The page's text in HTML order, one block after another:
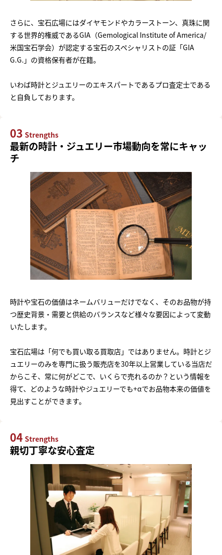
さらに、宝石広場にはダイヤモンドやカラーストーン、真珠に関
する世界的権威であるGIA（Gemological Institute of America/
米国宝石学会）が認定する宝石のスペシャリストの証「GIA
G.G.」の資格保有者が在籍。
いわば時計とジュエリーのエキスパートであるプロ査定士である
と自負しております。
03 Strengths
最新の時計・ジュエリー市場動向を常にキャッ
チ
時計や宝石の価値はネームバリューだけでなく、そのお品物が持
つ歴史背景・需要と供給のバランスなど様々な要因によって変動
いたします。
宝石広場は「何でも買い取る買取店」ではありません。時計とジ
ュエリーのみを専門に扱う販売店を30年以上営業している当店だ
からこそ、常に何がどこで、いくらで売れるのか？という情報を
得て、どのような時計やジュエリーでも+αでお品物本来の価値を
見出すことができます。
04 Strengths
親切丁寧な安心査定